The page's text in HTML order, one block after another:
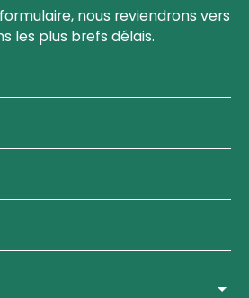
nous reviendrons vers
les plus brefs délais.